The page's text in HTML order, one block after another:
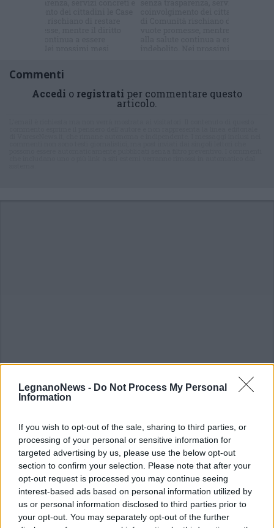
LegnanoNews - Do Not Process My Personal
Information
If you wish to opt-out of the sale, sharing to third parties, or
processing of your personal or sensitive information for
targeted advertising by us, please use the below opt-out
section to confirm your selection. Please note that after your
opt-out request is processed you may continue seeing
interest-based ads based on personal information utilized by
us or personal information disclosed to third parties prior to
your opt-out. You may separately opt-out of the further
Commenti
Accedi o registrati per commentare questo
articolo.
ALTRE NOTIZIE DI RESCALDINA